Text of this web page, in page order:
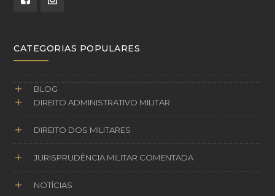
CATEGORIAS POPULARES
BLOG
DIREITO ADMINISTRATIVO MILITAR
DIREITO DOS MILITARES
JURISPRUDÊNCIA MILITAR COMENTADA
NOTÍCIAS